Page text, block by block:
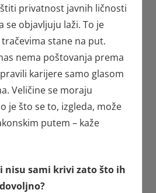
privatnost javnih ličnosti
se objavljuju laži. To je
stane na put.
nema poštovanja prema
karijere samo glasom
Veličine se moraju
je što se to, izgleda, može
putem – kaže
nisu sami krivi zato što ih